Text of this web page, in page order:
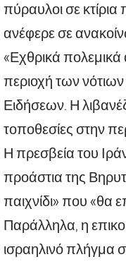
πύραυλοι σε
ανέφερε σε
«Εχθρικά
περιοχή των
Ειδήσεων. Η
τοποθεσίες στην
Η πρεσβεία του
προάστια της
παιχνίδι» που «θα
Παράλληλα, η
ισραηλινό πλήγμα